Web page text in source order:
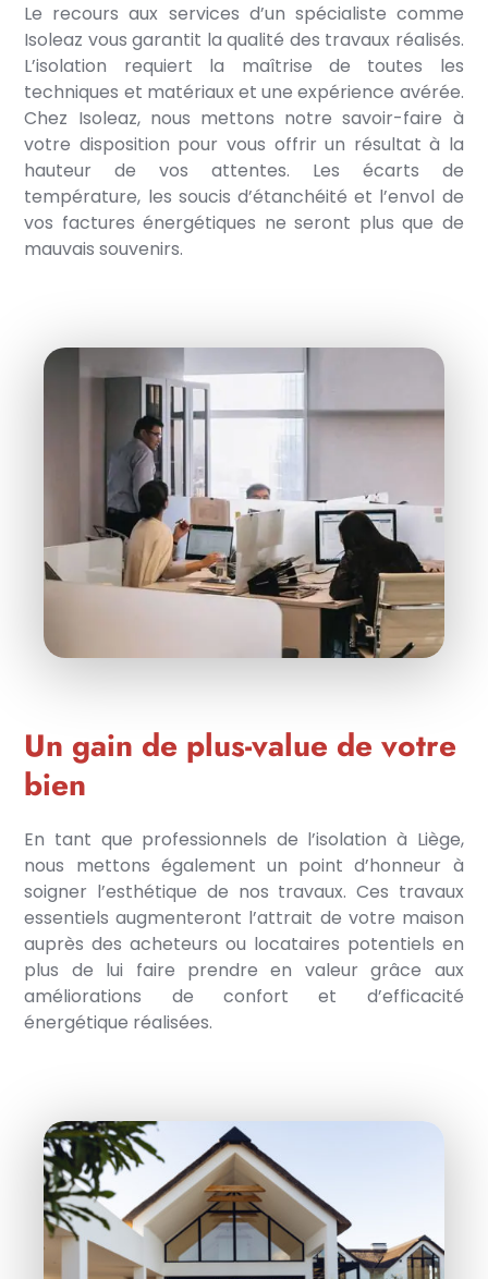
Le recours aux services d’un spécialiste comme
Isoleaz vous garantit la qualité des travaux réalisés.
L’isolation requiert la maîtrise de toutes les
techniques et matériaux et une expérience avérée.
Chez Isoleaz, nous mettons notre savoir-faire à
votre disposition pour vous offrir un résultat à la
hauteur de vos attentes. Les écarts de
température, les soucis d’étanchéité et l’envol de
vos factures énergétiques ne seront plus que de
mauvais souvenirs.
Un gain de plus-value de votre
bien
En tant que professionnels de l’isolation à Liège,
nous mettons également un point d’honneur à
soigner l’esthétique de nos travaux. Ces travaux
essentiels augmenteront l’attrait de votre maison
auprès des acheteurs ou locataires potentiels en
plus de lui faire prendre en valeur grâce aux
améliorations de confort et d’efficacité
énergétique réalisées.